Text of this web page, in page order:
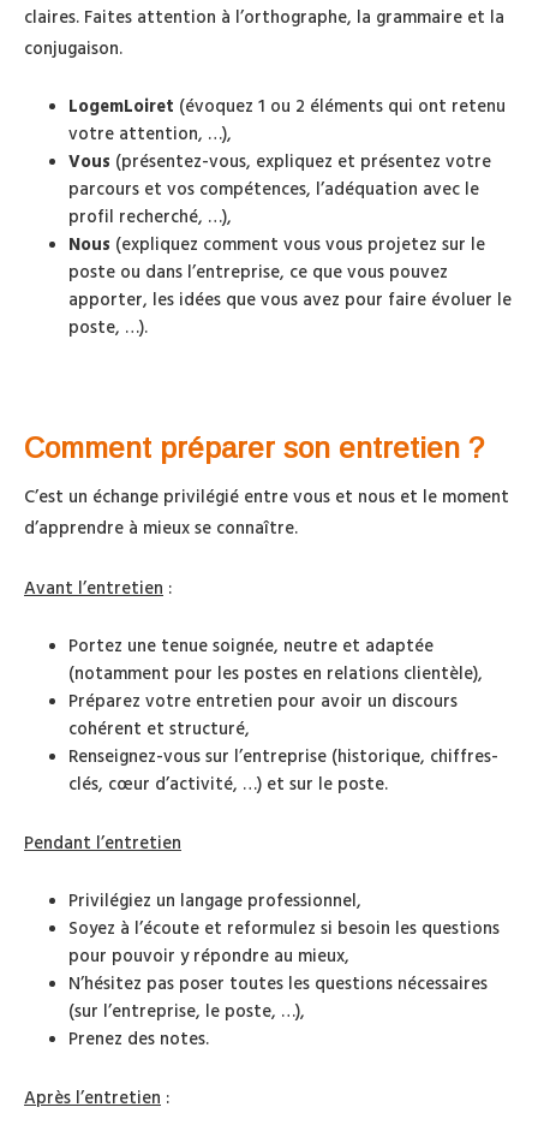
claires. Faites attention à l’orthographe, la grammaire et la
conjugaison.
LogemLoiret (évoquez 1 ou 2 éléments qui ont retenu
votre attention, …),
Vous (présentez-vous, expliquez et présentez votre
parcours et vos compétences, l’adéquation avec le
profil recherché, …),
Nous (expliquez comment vous vous projetez sur le
poste ou dans l’entreprise, ce que vous pouvez
apporter, les idées que vous avez pour faire évoluer le
poste, …).
Comment préparer son entretien ?
C’est un échange privilégié entre vous et nous et le moment
d’apprendre à mieux se connaître.
Avant l’entretien :
Portez une tenue soignée, neutre et adaptée
(notamment pour les postes en relations clientèle),
Préparez votre entretien pour avoir un discours
cohérent et structuré,
Renseignez-vous sur l’entreprise (historique, chiffres-
clés, cœur d’activité, …) et sur le poste.
Pendant l’entretien
Privilégiez un langage professionnel,
Soyez à l’écoute et reformulez si besoin les questions
pour pouvoir y répondre au mieux,
N’hésitez pas poser toutes les questions nécessaires
(sur l’entreprise, le poste, …),
Prenez des notes.
Après l’entretien :